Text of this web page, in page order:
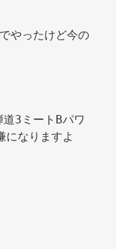
やったけど今の
3ミートBパワ
になりますよ